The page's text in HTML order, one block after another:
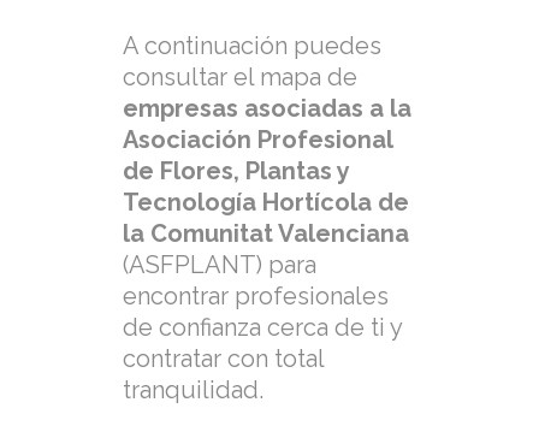
A continuación puedes
consultar el mapa de
empresas asociadas a la
Asociación Profesional
de Flores, Plantas y
Tecnología Hortícola de
la Comunitat Valenciana
(ASFPLANT) para
encontrar profesionales
de confianza cerca de ti y
contratar con total
tranquilidad.